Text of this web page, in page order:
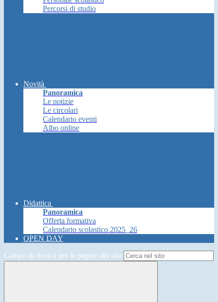
Percorsi di studio
Novità
Panoramica
Le notizie
Le circolari
Calendario eventi
Albo online
Didattica
Panoramica
Offerta formativa
Calendario scolastico 2025_26
OPEN DAY
Campo di ricerca per le pagine del sito